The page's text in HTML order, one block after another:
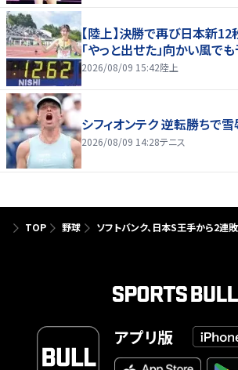
【陸上】決勝で再び日本新
「やっと出せた」向かい風で
2026/08/09 15:42陸上
シフィオンテク 逆転勝ちで
2026/08/09 14:28テニス
TOP 野球 ソフトバンク、日本S王手から2
アプリ版